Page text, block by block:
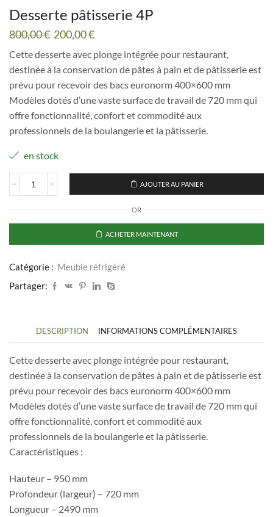
Desserte pâtisserie 4P
800,00€ Le
initial
était :
800,00 €.
200,00€Le
actuel
est :
200,00 €.
Cette desserte avec plonge intégrée pour restaurant,
destinée à la conservation de pâtes à pain et de pâtisserie est
prévu pour recevoir des bacs euronorm 400×600 mm
Modèles dotés d’une vaste surface de travail de 720 mm qui
offre fonctionnalité, confort et commodité aux
professionnels de la boulangerie et la pâtisserie.
en stock
quantité
pâtisserie
AJOUTER AU PANIER
OR
ACHETER MAINTENANT
Catégorie : Meuble réfrigéré
Partager:
DESCRIPTION INFORMATIONS COMPLÉMENTAIRES
Cette desserte avec plonge intégrée pour restaurant,
destinée à la conservation de pâtes à pain et de pâtisserie est
prévu pour recevoir des bacs euronorm 400×600 mm
Modèles dotés d’une vaste surface de travail de 720 mm qui
offre fonctionnalité, confort et commodité aux
professionnels de la boulangerie et la pâtisserie.
Caractéristiques :
Hauteur – 950 mm
Profondeur (largeur) – 720 mm
Longueur – 2490 mm